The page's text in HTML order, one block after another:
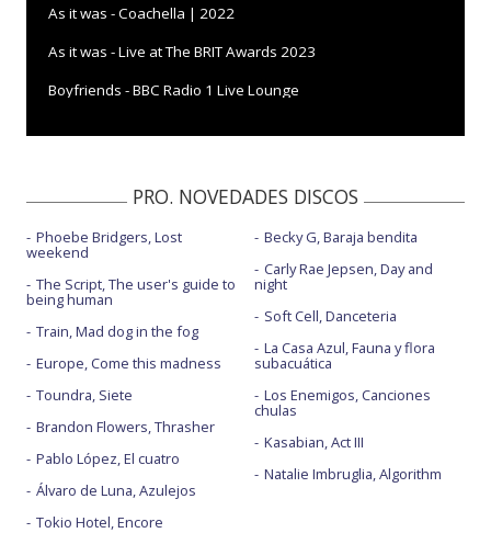
As it was - Coachella | 2022
As it was - Live at The BRIT Awards 2023
Boyfriends - BBC Radio 1 Live Lounge
Daylight - video por James Corden
Late night talking
Late night talking - BBC Radio 1 Live Lounge
Late night talking - One Night Only in New York
Music for a sushi restaurant
Satellite
Satellite - Live from One Night Only in New York
PRO. NOVEDADES DISCOS
Phoebe Bridgers, Lost
weekend
The Script, The user's guide to
being human
Train, Mad dog in the fog
Europe, Come this madness
Toundra, Siete
Brandon Flowers, Thrasher
Pablo López, El cuatro
Álvaro de Luna, Azulejos
Tokio Hotel, Encore
Becky G, Baraja bendita
Carly Rae Jepsen, Day and
night
Soft Cell, Danceteria
La Casa Azul, Fauna y flora
subacuática
Los Enemigos, Canciones
chulas
Kasabian, Act III
Natalie Imbruglia, Algorithm